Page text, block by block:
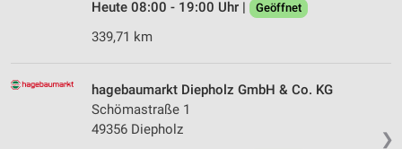
Heute 08:00 - 19:00 Uhr |
Geöffnet
339,71 km
❯
hagebaumarkt Diepholz GmbH & Co. KG
Schömastraße 1
49356 Diepholz
von Inhalten
Verwendung von Profilen zur Auswahl
Messung der Werbeleistung
Messung der Performance von Inhalten